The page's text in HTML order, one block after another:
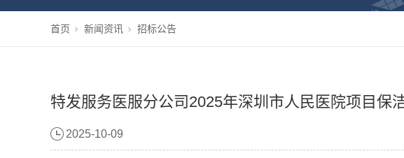
首页 新闻资讯 招标公告
特发服务医服分公司2025年深圳市人民医院项目保
2025-10-09